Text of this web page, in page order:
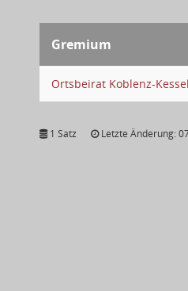
Gremium
Ortsbeirat Koblenz-
1 Satz Letzte Änderung: